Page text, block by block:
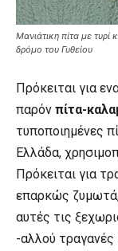
Μανιάτικη πίτα με τυρί
δρόμο του Γυθείου
Πρόκειται για
παρόν πίτα-
τυποποιημένες
Ελλάδα,
Πρόκειται για
επαρκώς ζυμωτά,
αυτές τις
-αλλού